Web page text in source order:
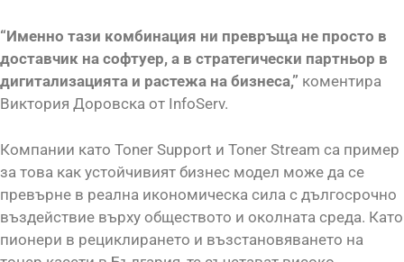
“Именно тази комбинация ни превръща не просто в
доставчик на софтуер, а в стратегически партньор в
дигитализацията и растежа на бизнеса,” коментира
Виктория Доровска от InfoServ.
Компании като Toner Support и Toner Stream са пример
за това как устойчивият бизнес модел може да се
превърне в реална икономическа сила с дългосрочно
въздействие върху обществото и околната среда. Като
пионери в рециклирането и възстановяването на